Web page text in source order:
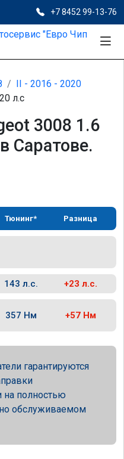
+7 8452 99-13-76
II - 2016 - 2020
л.с
3008 1.6
Саратове.
Тюнинг* Разница
143 л.с. +23 л.с.
357 Нм +57 Нм
гарантируются
на полностью
обслуживаемом